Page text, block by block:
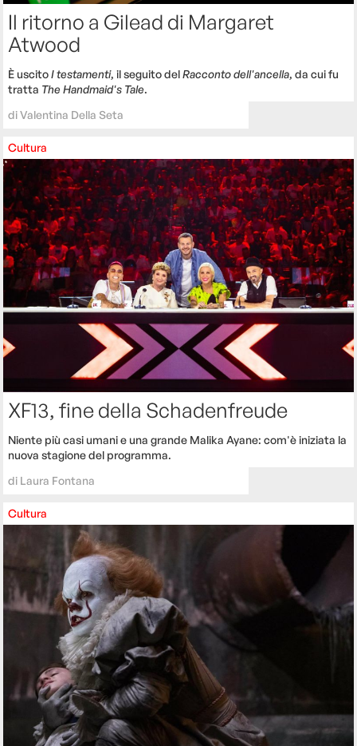
Il ritorno a Gilead di Margaret
Atwood
È uscitoI testamenti, il seguito delRacconto dell'ancella, da cui fu
tratta The Handmaid's Tale.
diValentina Della Seta
Cultura
XF13, fine della Schadenfreude
Niente più casi umani e una grande Malika Ayane: com'è iniziata la
nuova stagione del programma.
di Laura Fontana
Cultura